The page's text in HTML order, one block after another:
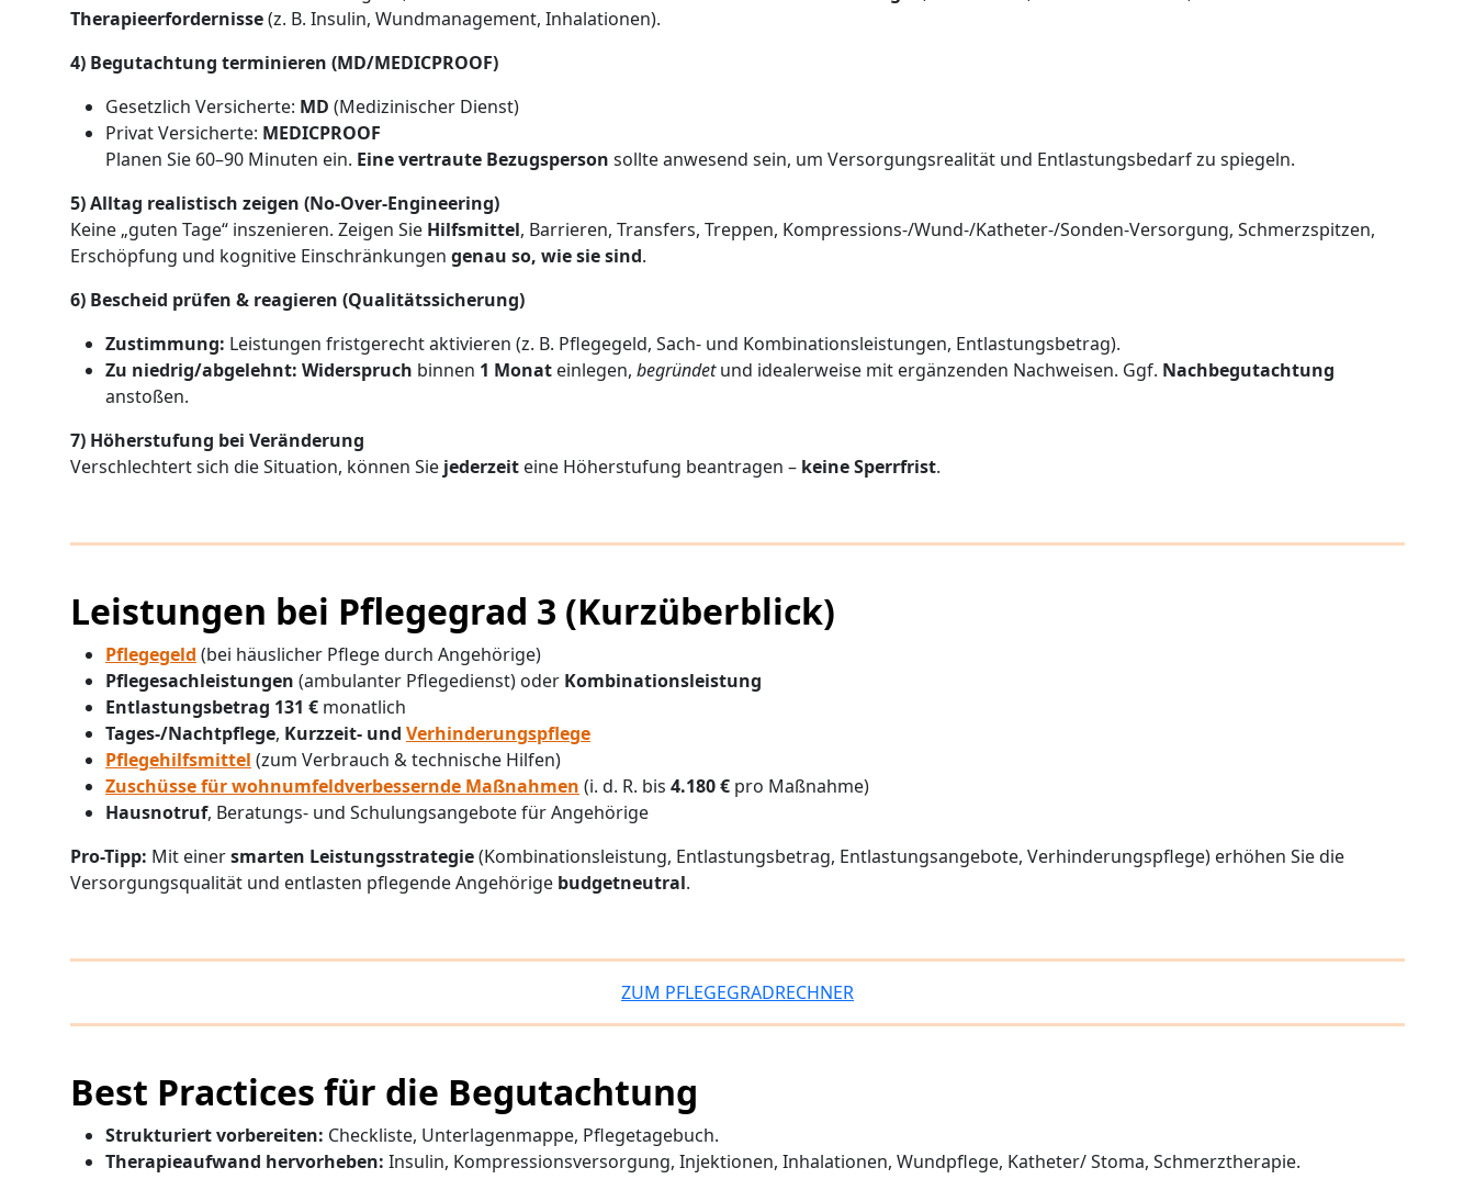
Therapieerfordernisse(z. B. Insulin, Wundmanagement, Inhalationen).
4) Begutachtung terminieren (MD/MEDICPROOF)
Gesetzlich Versicherte: MD (Medizinischer Dienst)
Privat Versicherte: MEDICPROOF
Planen Sie 60–90 Minuten ein. Eine vertraute Bezugsperson sollte anwesend sein, um Versorgungsrealität und Entlastungsbedarf zu spiegeln.
5) Alltag realistisch zeigen (No-Over-Engineering)
Keine „guten Tage“ inszenieren. Zeigen Sie Hilfsmittel, Barrieren, Transfers, Treppen, Kompressions-/Wund-/Katheter-/Sonden-Versorgung, Schmerzspitzen,
Erschöpfung und kognitive Einschränkungen genau so, wie sie sind.
6) Bescheid prüfen & reagieren (Qualitätssicherung)
Zustimmung: Leistungen fristgerecht aktivieren (z. B. Pflegegeld, Sach- und Kombinationsleistungen, Entlastungsbetrag).
Zu niedrig/abgelehnt: Widerspruch binnen 1 Monat einlegen, begründetund idealerweise mit ergänzenden Nachweisen. Ggf. Nachbegutachtung
anstoßen.
7) Höherstufung bei Veränderung
Verschlechtert sich die Situation, können Sie jederzeit eine Höherstufung beantragen – keine Sperrfrist.
Leistungen bei Pflegegrad 3 (Kurzüberblick)
Pflegegeld (bei häuslicher Pflege durch Angehörige)
Pflegesachleistungen (ambulanter Pflegedienst) oder Kombinationsleistung
Entlastungsbetrag 131 € monatlich
Tages-/Nachtpflege, Kurzzeit- und Verhinderungspflege
Pflegehilfsmittel (zum Verbrauch & technische Hilfen)
Zuschüsse für wohnumfeldverbessernde Maßnahmen (i. d. R. bis 4.180 € pro Maßnahme)
Hausnotruf, Beratungs- und Schulungsangebote für Angehörige
Pro-Tipp: Mit einersmarten Leistungsstrategie(Kombinationsleistung, Entlastungsbetrag, Entlastungsangebote, Verhinderungspflege) erhöhen Sie die
Versorgungsqualität und entlasten pflegende Angehörige budgetneutral.
ZUM PFLEGEGRADRECHNER
Best Practices für die Begutachtung
Strukturiert vorbereiten: Checkliste, Unterlagenmappe, Pflegetagebuch.
Therapieaufwand hervorheben: Insulin, Kompressionsversorgung, Injektionen, Inhalationen, Wundpflege, Katheter/ Stoma, Schmerztherapie.